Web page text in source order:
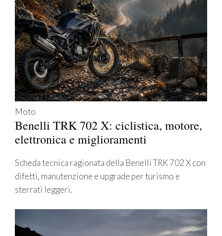
Moto
Benelli TRK 702 X: ciclistica, motore,
elettronica e miglioramenti
Scheda tecnica ragionata della Benelli TRK 702 X con
difetti, manutenzione e upgrade per turismo e
sterrati leggeri.